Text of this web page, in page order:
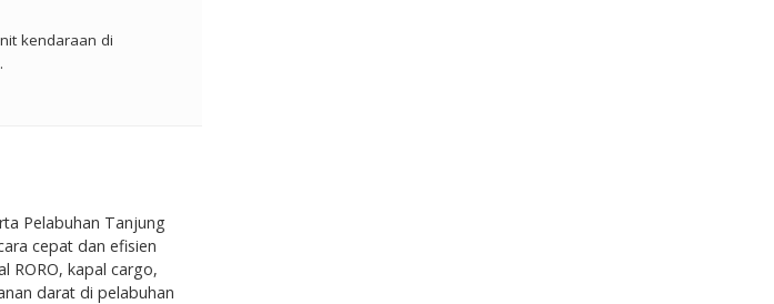
kendaraan di
Pelabuhan Tanjung
cepat dan efisien
RORO, kapal cargo,
darat di pelabuhan